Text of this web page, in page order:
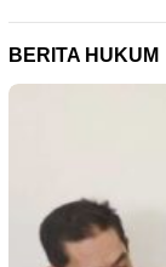
BERITA HUKUM